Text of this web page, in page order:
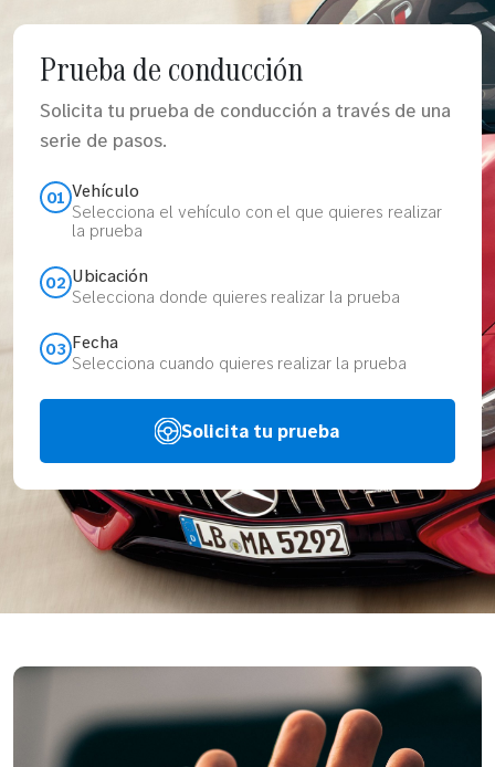
Prueba de conducción
Solicita tu prueba de conducción a través de una
serie de pasos.
01 Vehículo
Selecciona el vehículo con el que quieres realizar
la prueba
02 Ubicación
Selecciona donde quieres realizar la prueba
03 Fecha
Selecciona cuando quieres realizar la prueba
Solicita tu prueba